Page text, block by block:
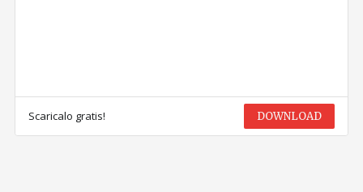
Scaricalo gratis! DOWNLOAD